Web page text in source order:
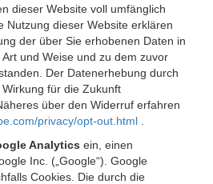
dieser Website voll umfänglich
Nutzung dieser Website erklären
der über Sie erhobenen Daten in
und Weise und zu dem zuvor
Der Datenerhebung durch
für die Zukunft
über den Widerruf erfahren
privacy/opt-out.html
Analytics ein, einen
Inc. („Google“). Google
Cookies. Die durch die